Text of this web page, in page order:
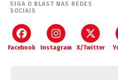
SIGA O BLAST NAS REDES
SOCIAIS
Facebook Instagram X/Twitter